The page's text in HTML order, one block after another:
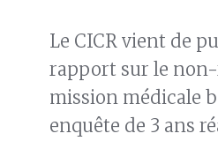
Le CICR vient de
rapport sur le non-
mission médicale
enquête de 3 ans